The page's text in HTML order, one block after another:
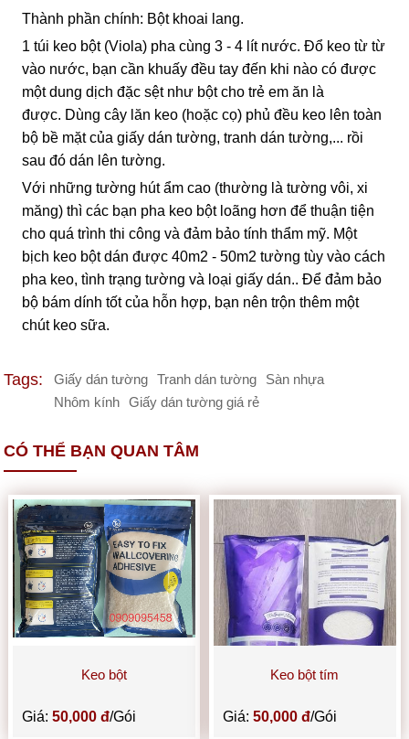
Thành phần chính: Bột khoai lang.
1 túi keo bột (Viola) pha cùng 3 - 4 lít nước. Đổ keo từ từ
vào nước, bạn cần khuấy đều tay đến khi nào có được
một dung dịch đặc sệt như bột cho trẻ em ăn là
được. Dùng cây lăn keo (hoặc cọ) phủ đều keo lên toàn
bộ bề mặt của giấy dán tường, tranh dán tường,... rồi
sau đó dán lên tường.
Với những tường hút ẩm cao (thường là tường vôi, xi
măng) thì các bạn pha keo bột loãng hơn để thuận tiện
cho quá trình thi công và đảm bảo tính thẩm mỹ. Một
bịch keo bột dán được 40m2 - 50m2 tường tùy vào cách
pha keo, tình trạng tường và loại giấy dán.. Để đảm bảo
bộ bám dính tốt của hỗn hợp, bạn nên trộn thêm một
chút keo sữa.
Tags: Giấy dán tường Tranh dán tường
Sàn nhựa
Nhôm kính
Giấy dán tường giá rẻ
CÓ THỂ BẠN QUAN TÂM
Keo bột
Giá:50,000 đ/Gói
Keo bột tím
Giá: 50,000 đ/Gói